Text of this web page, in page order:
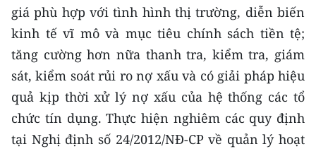
giá phù hợp với tình hình thị trường, diễn biến
kinh tế vĩ mô và mục tiêu chính sách tiền tệ;
tăng cường hơn nữa thanh tra, kiểm tra, giám
sát, kiểm soát rủi ro nợ xấu và có giải pháp hiệu
quả kịp thời xử lý nợ xấu của hệ thống các tổ
chức tín dụng. Thực hiện nghiêm các quy định
tại Nghị định số 24/2012/NĐ-CP về quản lý hoạt